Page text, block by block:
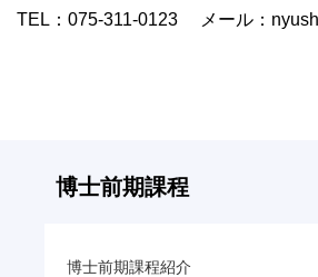
TEL：075-311-0123 メール：
博士前期課程
博士前期課程紹介